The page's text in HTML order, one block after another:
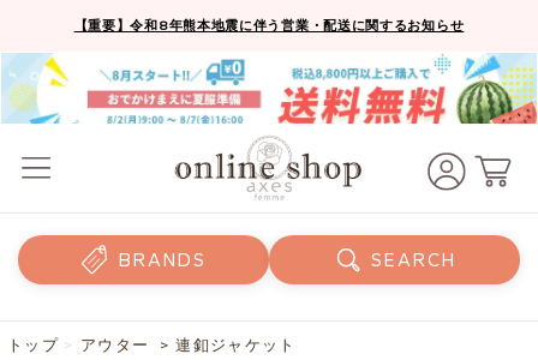
【重要】令和8年熊本地震に伴う営業・配送に関するお知らせ
BRANDS SEARCH
トップ > アウター > 連釦ジャケット